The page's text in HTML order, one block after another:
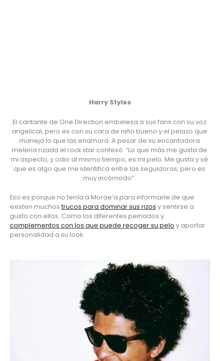
Harry Styles
El cantante de One Direction embelesa a sus fans con su voz
angelical, pero es con su cara de niño bueno y el pelazo que
maneja lo que las enamora. A pesar de su encantadora
melena rizada el rock star confesó: “Lo que más me gusta de
mi aspecto, y odio al mismo tiempo, es mi pelo. Me gusta y sé
que es algo que me identifica entre las seguidoras, pero es
muy incómodo”.
Eso es porque no tenía a Morae’a para informarle de que
existen muchos trucos para dominar sus rizos y sentirse a
gusto con ellos. Como los diferentes peinados y
complementos con los que puede recoger su pelo y aportar
personalidad a su look.